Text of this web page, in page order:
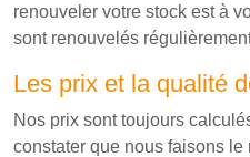
renouveler votre stock est à
sont renouvelés
Les prix et la qualité
Nos prix sont toujours
constater que nous faisons